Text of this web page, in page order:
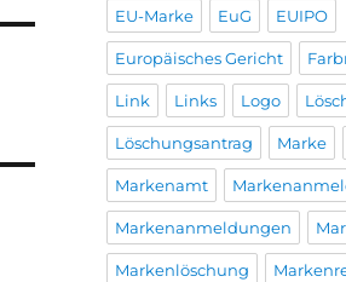
EU-Marke EuG EUIPO
Europäisches Gericht
Link Links Logo
Löschungsantrag Marke
Markenamt
Markenanmeldungen
Markenlöschung